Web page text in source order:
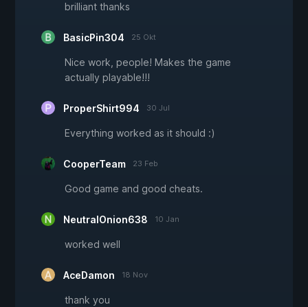
brilliant thanks
BasicPin304 25 Okt
Nice work, people! Makes the game
actually playable!!!
ProperShirt994 30 Jul
Everything worked as it should :)
CooperTeam 23 Feb
Good game and good cheats.
NeutralOnion638 10 Jan
worked well
AceDamon 18 Nov
thank you